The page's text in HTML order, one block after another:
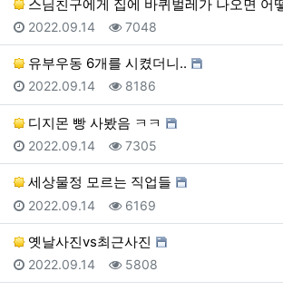
스님친구에게 집에 바퀴벌레가 나오면 어떻
등록일
2022.09.14 조회
7048
유부우동 6개를 시켰더니..
등록일
2022.09.14 조회
8186
디지몬 빵 사봤음 ㅋㅋ
등록일
2022.09.14 조회
7305
세상물정 모르는 직업들
등록일
2022.09.14 조회
6169
옛날사진vs최근사진
등록일
2022.09.14 조회
5808